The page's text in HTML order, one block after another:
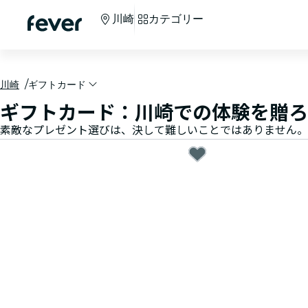
川崎 カテゴリー
川崎 ギフトカード
ギフトカード：川崎での体験を贈